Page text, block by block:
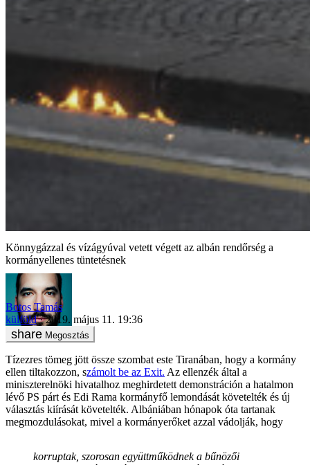
Könnygázzal és vízágyúval vetett végett az albán rendőrség a
kormányellenes tüntetésnek
Botos Tamás
külföld
2019. május 11. 19:36
Megosztás
Tízezres tömeg jött össze szombat este Tiranában, hogy a kormány
ellen tiltakozzon, számolt be az Exit. Az ellenzék által a
miniszterelnöki hivatalhoz meghirdetett demonstráción a hatalmon
lévő PS párt és Edi Rama kormányfő lemondását követelték és új
választás kiírását követelték. Albániában hónapok óta tartanak
megmozdulásokat, mivel a kormányerőket azzal vádolják, hogy
korruptak, szorosan együttműködnek a bűnözői